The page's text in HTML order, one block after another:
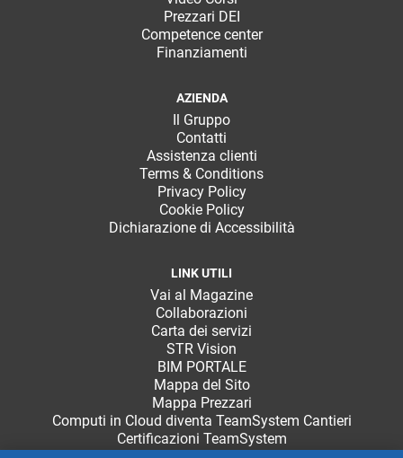
Prezzari DEI
Competence center
Finanziamenti
AZIENDA
Il Gruppo
Contatti
Assistenza clienti
Terms & Conditions
Privacy Policy
Cookie Policy
Dichiarazione di Accessibilità
LINK UTILI
Vai al Magazine
Collaborazioni
Carta dei servizi
STR Vision
BIM PORTALE
Mappa del Sito
Mappa Prezzari
Computi in Cloud diventa TeamSystem Cantieri
Certificazioni TeamSystem